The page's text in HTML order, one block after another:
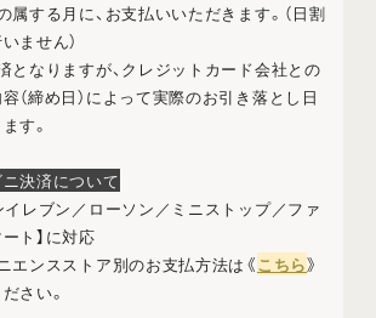
属する月に、お支払いいただきます。（日割
ません）
となりますが、クレジットカード会社との
（締め日）によって実際のお引き落とし日
す。
決済について
イレブン／ローソン／ミニストップ／ファ
ト】に対応
エンスストア別のお支払方法は《こちら》
さい。